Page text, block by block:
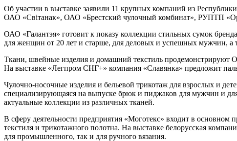
Об участии в выставке заявили 11 крупных компаний из
ОАО «Свiтанак», ОАО «Брестский чулочный комбинат», РУПТП
ОАО «Галантэя» готовит к показу коллекции стильных сумок
для женщин от 20 лет и старше, для деловых и успешных мужчин, а
Ткани, швейные изделия и домашний текстиль
На выставке «Легпром СНГ+» компания «Славянка» предложит
Чулочно-носочные изделия и бельевой трикотаж для взрослых и
специализирующаяся на выпуске брюк и пиджаков для мужчин и
актуальные коллекции из различных тканей.
В сферу деятельности предприятия «Моготекс» входит в основном
текстиля и трикотажного полотна. На выставке белорусская
для промышленного, так и для ручного вязания.